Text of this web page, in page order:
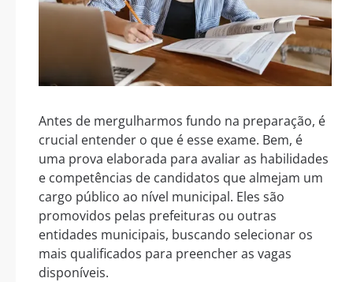
Antes de mergulharmos fundo na preparação, é
crucial entender o que é esse exame. Bem, é
uma prova elaborada para avaliar as habilidades
e competências de candidatos que almejam um
cargo público ao nível municipal. Eles são
promovidos pelas prefeituras ou outras
entidades municipais, buscando selecionar os
mais qualificados para preencher as vagas
disponíveis.